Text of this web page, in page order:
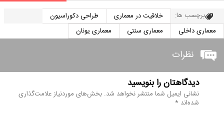
برچسب ها: خلاقیت در معماری
طراحی دکوراسیون
معماری داخلی
معماری سنتی معماری یونان
نظرات
دیدگاهتان را بنویسید
نشانی ایمیل شما منتشر نخواهد شد. بخش‌های موردنیاز علامت‌گذاری
شده‌اند *